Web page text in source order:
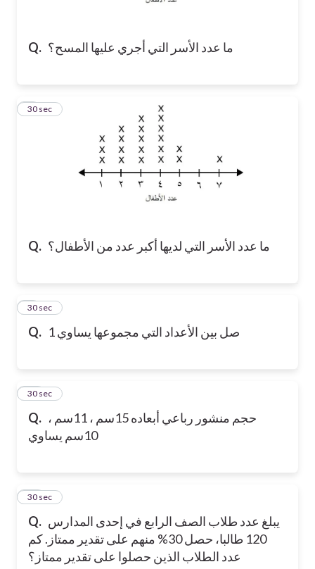
Q. ما عدد الأسر التي أجري عليها المسح؟
Q. ما عدد الأسر التي لديها أكبر عدد من الأطفال؟
8
30 sec
Q. صل بين الأعداد التي مجموعها يساوي 1
9
30 sec
Q. حجم منشور رباعي أبعاده 15سم ، 11سم ،
10سم يساوي
10
30 sec
Q. يبلغ عدد طلاب الصف الرابع في إحدى المدارس
120 طالبا، حصل 30% منهم على تقدير ممتاز. كم
عدد الطلاب الذين حصلوا على تقدير ممتاز؟
11
30 sec